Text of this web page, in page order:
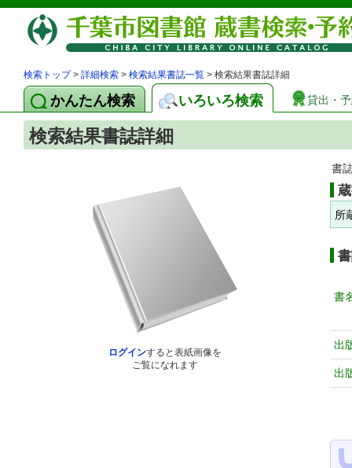
検索トップ> 詳細検索 > 検索結果書誌一覧 > 検索結果書誌詳細
かんたん検索 いろいろ検索 貸出・
検索結果書誌詳細
ログインすると表紙画像を
ご覧になれます
書
所
書
出
出